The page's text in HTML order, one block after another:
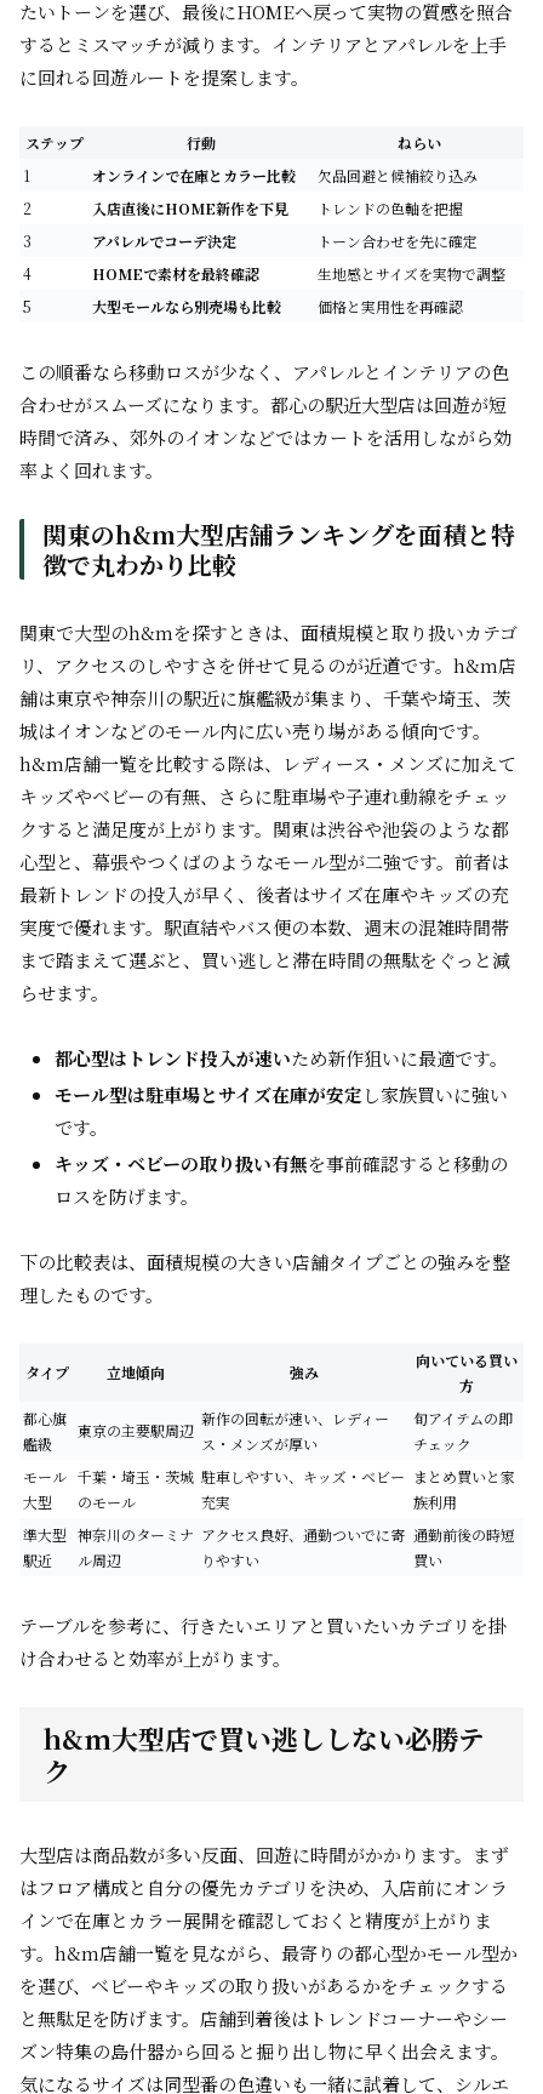
たいトーンを選び、最後にHOMEへ戻って実物の質感を照合
するとミスマッチが減ります。インテリアとアパレルを上手
に回れる回遊ルートを提案します。
ステップ 行動
ねらい
1
オンラインで在庫とカラー比較
欠品回避と候補絞り込み
2
入店直後にHOME新作を下見
トレンドの色軸を把握
3
アパレルでコーデ決定
トーン合わせを先に確定
4
HOMEで素材を最終確認
生地感とサイズを実物で調整
5
大型モールなら別売場も比較 価格と実用性を再確認
この順番なら移動ロスが少なく、アパレルとインテリアの色
合わせがスムーズになります。都心の駅近大型店は回遊が短
時間で済み、郊外のイオンなどではカートを活用しながら効
率よく回れます。
関東のh&m大型店舗ランキングを面積と特
徴で丸わかり比較
関東で大型のh&mを探すときは、面積規模と取り扱いカテゴ
リ、アクセスのしやすさを併せて見るのが近道です。h&m店
舗は東京や神奈川の駅近に旗艦級が集まり、千葉や埼玉、茨
城はイオンなどのモール内に広い売り場がある傾向です。
h&m店舗一覧を比較する際は、レディース・メンズに加えて
キッズやベビーの有無、さらに駐車場や子連れ動線をチェッ
クすると満足度が上がります。関東は渋谷や池袋のような都
心型と、幕張やつくばのようなモール型が二強です。前者は
最新トレンドの投入が早く、後者はサイズ在庫やキッズの充
実度で優れます。駅直結やバス便の本数、週末の混雑時間帯
まで踏まえて選ぶと、買い逃しと滞在時間の無駄をぐっと減
らせます。
都心型はトレンド投入が速いため新作狙いに最適です。
モール型は駐車場とサイズ在庫が安定し家族買いに強い
です。
キッズ・ベビーの取り扱い有無を事前確認すると移動の
ロスを防げます。
下の比較表は、面積規模の大きい店舗タイプごとの強みを整
理したものです。
タイプ 立地傾向 強み
向いている買い
方
都心旗
艦級
東京の主要駅周辺
新作の回転が速い、レディー
ス・メンズが厚い
旬アイテムの即
チェック
モール
大型
千葉・埼玉・茨城
のモール
駐車しやすい、キッズ・ベビー
充実
まとめ買いと家
族利用
準大型
駅近
神奈川のターミナ
ル周辺
アクセス良好、通勤ついでに寄
りやすい
通勤前後の時短
買い
テーブルを参考に、行きたいエリアと買いたいカテゴリを掛
け合わせると効率が上がります。
h&m大型店で買い逃ししない必勝テ
ク
大型店は商品数が多い反面、回遊に時間がかかります。まず
はフロア構成と自分の優先カテゴリを決め、入店前にオンラ
インで在庫とカラー展開を確認しておくと精度が上がりま
す。h&m店舗一覧を見ながら、最寄りの都心型かモール型か
を選び、ベビーやキッズの取り扱いがあるかをチェックする
と無駄足を防げます。店舗到着後はトレンドコーナーやシー
ズン特集の島什器から回ると掘り出し物に早く出会えます。
気になるサイズは同型番の色違いも一緒に試着して、シルエ